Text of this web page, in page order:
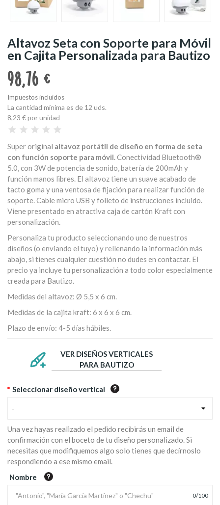
Altavoz Seta con Soporte para Móvil
en Cajita Personalizada para Bautizo
98,76 €
Impuestos incluidos
La cantidad mínima es de 12 uds.
8,23 €por unidad
Super original altavoz portátil de diseño en forma de seta
con función soporte para móvil. Conectividad Bluetooth®
5.0, con 3W de potencia de sonido, batería de 200mAh y
función manos libres. El altavoz tiene un suave acabado de
tacto goma y una ventosa de fijación para realizar función de
soporte. Cable micro USB y folleto de instrucciones incluido.
Viene presentado en atractiva caja de cartón Kraft con
personalización.
Personaliza tu producto seleccionando uno de nuestros
diseños (o enviando el tuyo) y rellenando la información más
abajo, si tienes cualquier cuestión no dudes en contactar. El
precio ya incluye tu personalización a todo color especialmente
creada para Bautizo.
Medidas del altavoz: Ø 5,5 x 6 cm.
Medidas de la cajita kraft: 6 x 6 x 6 cm.
Plazo de envío: 4-5 días hábiles.
VER DISEÑOS VERTICALES
PARA BAUTIZO
* Seleccionar diseño vertical
-
Una vez hayas realizado el pedido recibirás un email de
confirmación con el boceto de tu diseño personalizado. Si
necesitas que modifiquemos algo solo tienes que decírnoslo
respondiendo a ese mismo email.
Nombre
0/100